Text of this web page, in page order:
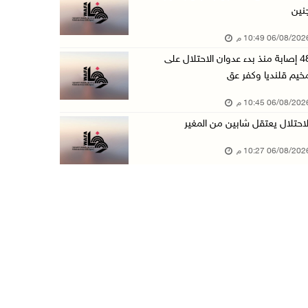
الاحتلال يخطر بإزالة أشجار زيتون والاستيلاء ع ...
رابطة العالم الإسلامي تدين تواصل انتهاكات الا ...
الاحتلال يدمّر بيت الزوجية قبل ساعات من الزفا ...
08/2026 10:49 م
48 إصابة منذ بدء عدوان الاحتلال على
قلنديا وكفر عق
08/2026 10:45 م
يعتقل شابين من المغير
08/2026 10:27 م